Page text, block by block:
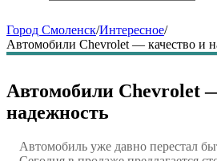
Город Смоленск/Интересное/
Автомобили Chevrolet — качество и
Автомобили Chevrolet
надежность
Автомобиль уже давно перестал